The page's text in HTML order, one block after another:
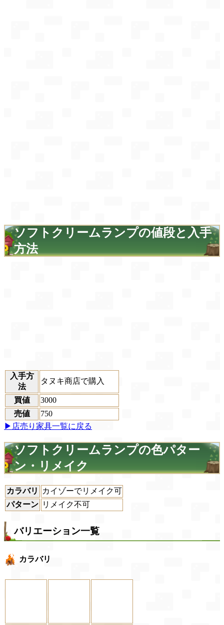
ソフトクリームランプの値段と入手
方法
入手方
法
タヌキ商店で購入
買値
3000
売値
750
▶店売り家具一覧に戻る
ソフトクリームランプの色パター
ン・リメイク
カラバリ
カイゾーでリメイク可
パターン リメイク不可
バリエーション一覧
カラバリ